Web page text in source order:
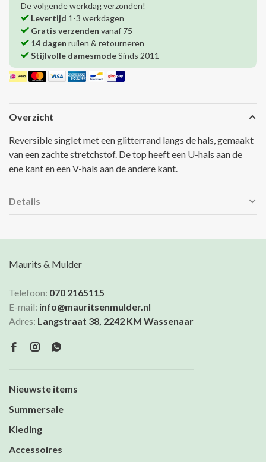
De volgende werkdag verzonden!
Levertijd 1-3 werkdagen
Gratis verzenden vanaf 75
14 dagen ruilen & retourneren
Stijlvolle damesmodeSinds 2011
Overzicht
Reversible singlet met een glitterrand langs de hals, gemaakt
van een zachte stretchstof. De top heeft een U-hals aan de
ene kant en een V-hals aan de andere kant.
Details
Maurits & Mulder
Telefoon: 070 2165115
E-mail: info@mauritsenmulder.nl
Adres: Langstraat 38, 2242 KM Wassenaar
Nieuwste items
Summersale
Kleding
Accessoires